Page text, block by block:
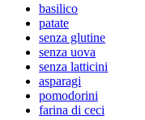
basilico
patate
senza glutine
senza uova
senza latticini
asparagi
pomodorini
farina di ceci